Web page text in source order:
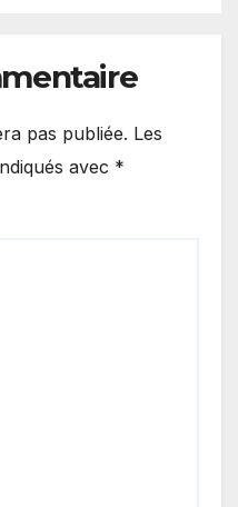
pas publiée. Les
avec *